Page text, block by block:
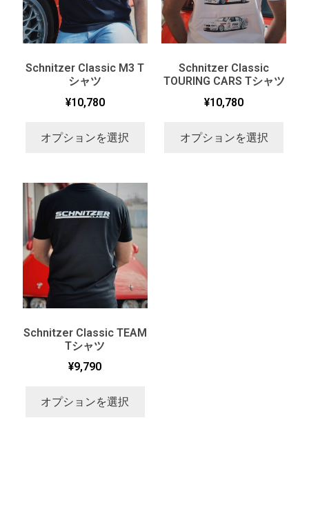
Schnitzer Classic M3 T
シャツ
¥10,780
オプションを選択
Schnitzer Classic
TOURING CARS Tシャツ
¥10,780
オプションを選択
Schnitzer Classic TEAM
Tシャツ
¥9,790
オプションを選択